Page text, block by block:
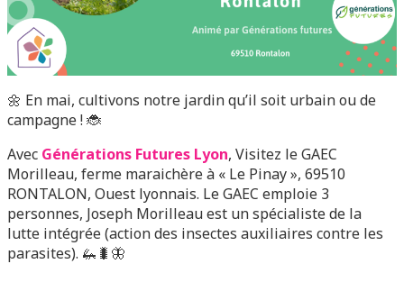
🌼 En mai, cultivons notre jardin qu’il soit urbain ou de
campagne ! 🐞
Avec Générations Futures Lyon, Visitez le GAEC
Morilleau, ferme maraichère à « Le Pinay », 69510
RONTALON, Ouest lyonnais. Le GAEC emploie 3
personnes, Joseph Morilleau est un spécialiste de la
lutte intégrée (action des insectes auxiliaires contre les
parasites). 🦗🐛🦋